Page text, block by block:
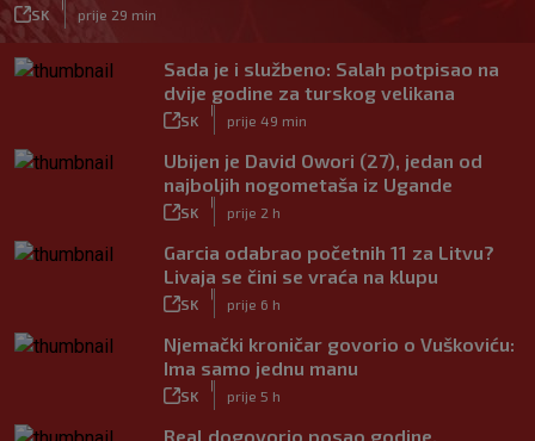
SK prije 29 min
Sada je i službeno: Salah potpisao na
dvije godine za turskog velikana
SK prije 49 min
Ubijen je David Owori (27), jedan od
najboljih nogometaša iz Ugande
SK prije 2 h
Garcia odabrao početnih 11 za Litvu?
Livaja se čini se vraća na klupu
SK prije 6 h
Njemački kroničar govorio o Vuškoviću:
Ima samo jednu manu
SK prije 5 h
Real dogovorio posao godine,